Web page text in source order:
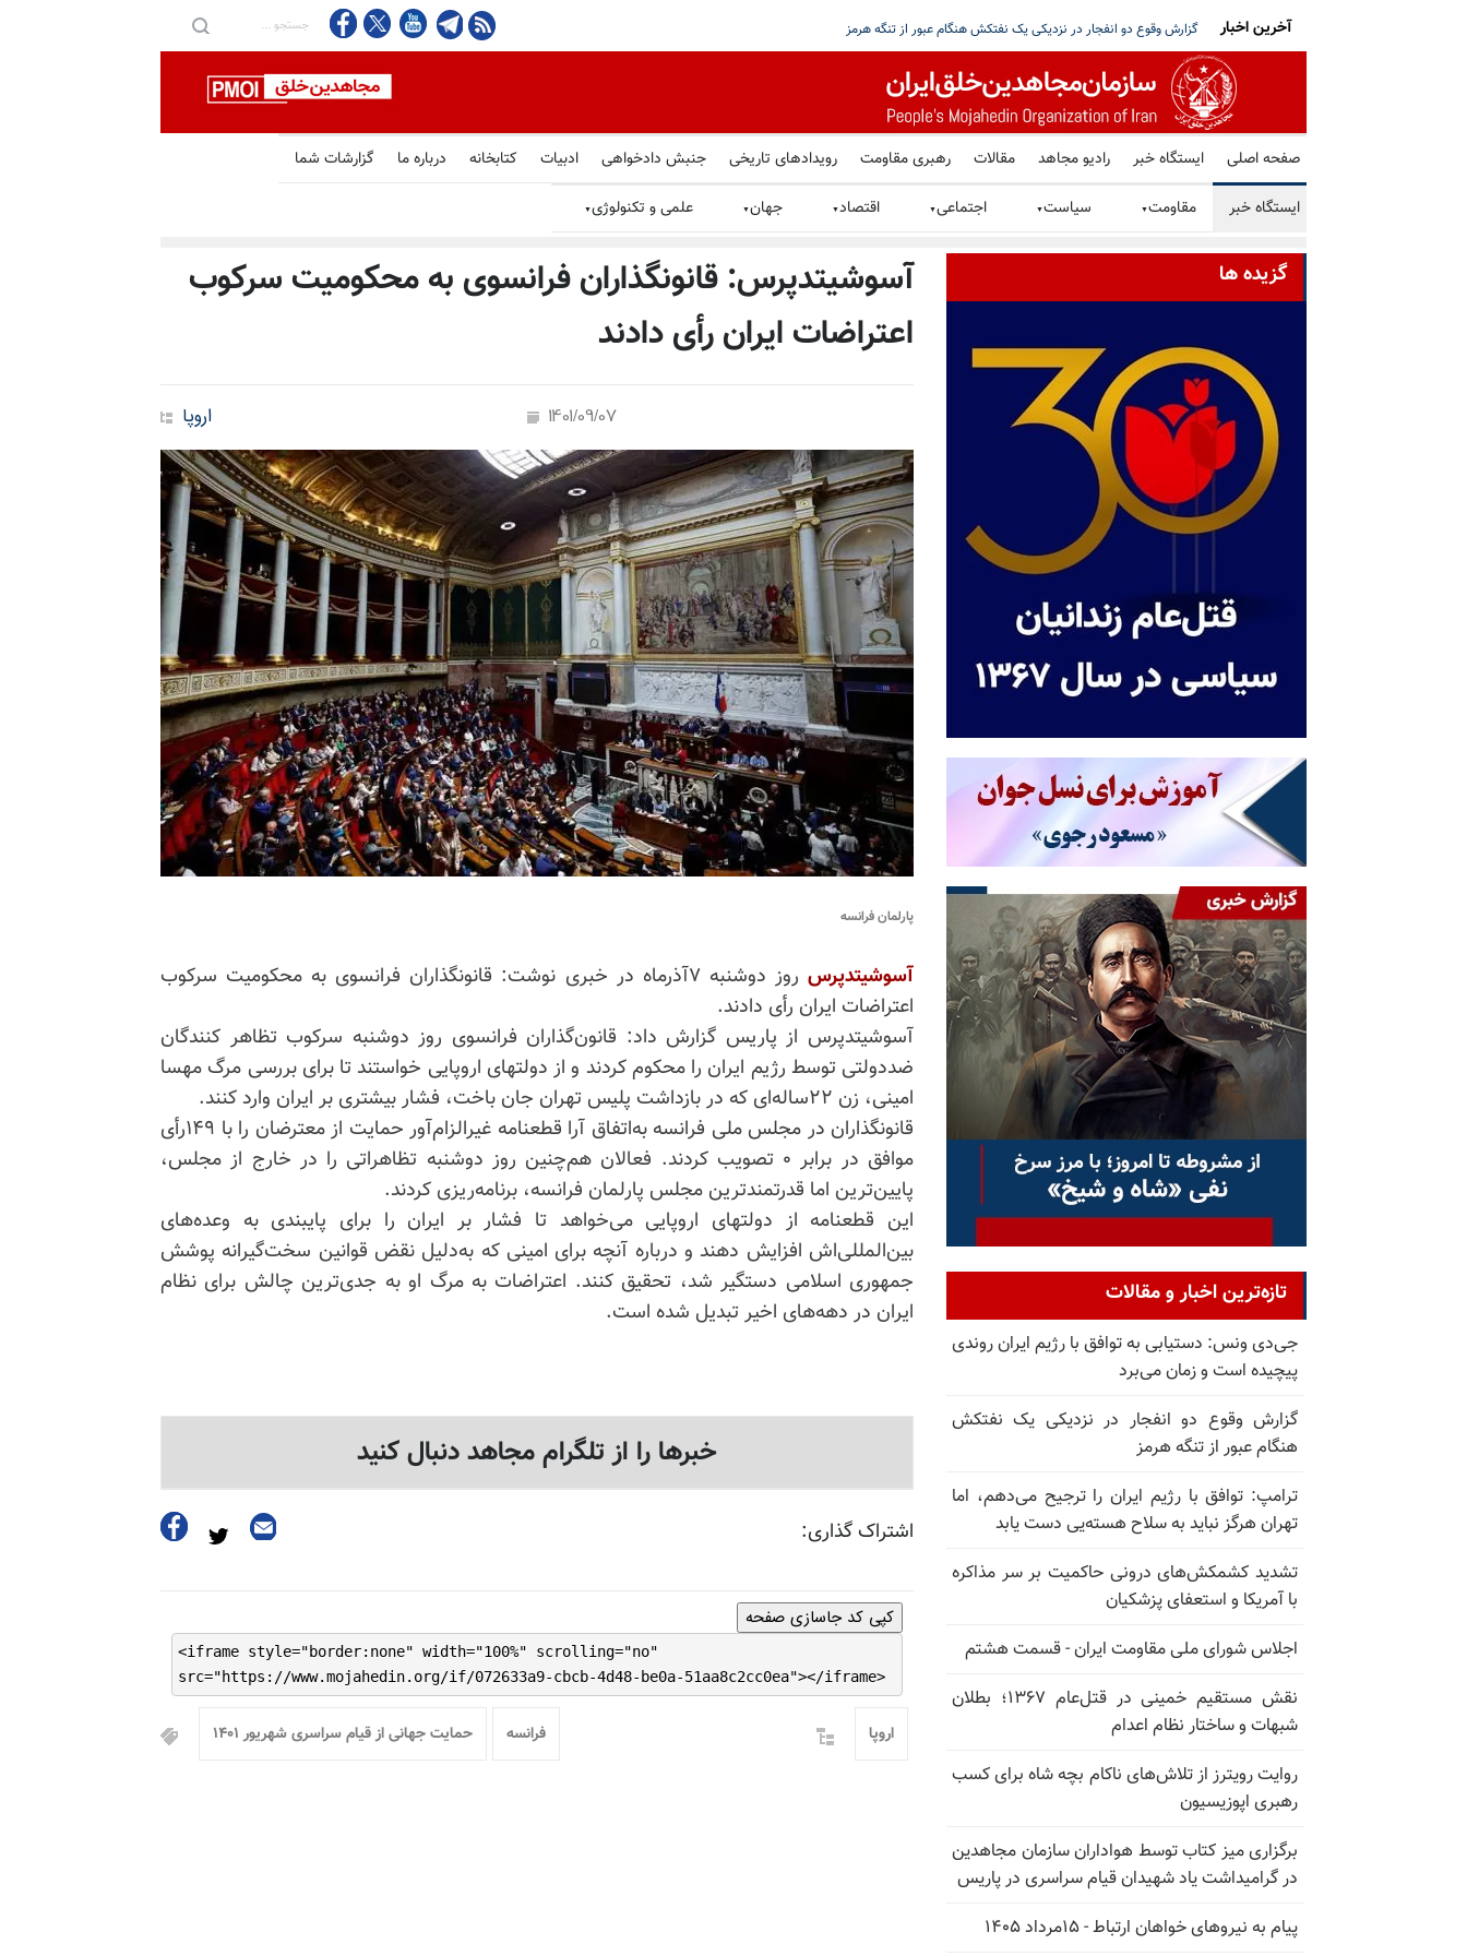
ترامپ: توافق با رژیم ایران را ترجیح می‌دهم، اما تهران هرگز نباید به سلاح هسته‌یی بر سر مذاکره با آمریکا و استعفای پزشکیان
آخرین اخبار
صفحه اصلی ایستگاه خبر رادیو مجاهد مقالات رهبری مقاومت رویدادهای تاریخی جنبش دادخواهی ادبیات کتابخانه درباره ما گزارشات شما
ایستگاه خبر مقاومت▼ سیاست▼ اجتماعی▼ اقتصاد▼ جهان▼ علمی و تکنولوژی▼
آسوشیتدپرس: قانونگذاران فرانسوی به محکومیت سرکوب
اعتراضات ایران رأی دادند
اروپا 1401/09/07
پارلمان فرانسه
آسوشیتدپرس
روز دوشنبه ۷آذرماه در خبری نوشت: قانونگذاران فرانسوی به محکومیت سرکوب
اعتراضات ایران رأی دادند.
آسوشیتدپرس از پاریس گزارش داد: قانون‌گذاران فرانسوی روز دوشنبه سرکوب تظاهر کنندگان
ضددولتی توسط رژیم ایران را محکوم کردند و از دولتهای اروپایی خواستند تا برای بررسی مرگ مهسا
امینی، زن ۲۲ساله‌ای که در بازداشت پلیس تهران جان باخت، فشار بیشتری بر ایران وارد کنند.
قانونگذاران در مجلس ملی فرانسه به‌اتفاق آرا قطعنامه غیرالزام‌آور حمایت از معترضان را با ۱۴۹رأی
موافق در برابر ۰ تصویب کردند. فعالان هم‌چنین روز دوشنبه تظاهراتی را در خارج از مجلس،
پایین‌ترین اما قدرتمندترین مجلس پارلمان فرانسه، برنامه‌ریزی کردند.
این قطعنامه از دولتهای اروپایی می‌خواهد تا فشار بر ایران را برای پایبندی به وعده‌های
بین‌المللی‌اش افزایش دهند و درباره آنچه برای امینی که به‌دلیل نقض قوانین سخت‌گیرانه پوشش
جمهوری اسلامی دستگیر شد، تحقیق کنند. اعتراضات به مرگ او به جدی‌ترین چالش برای نظام
ایران در دهه‌های اخیر تبدیل شده است.
خبرها را از تلگرام مجاهد دنبال کنید
اشتراک گذاری:
کپی کد جاسازی صفحه
<iframe style="border:none" width="100%" scrolling="no"
src="https://www.mojahedin.org/if/072633a9-cbcb-4d48-be0a-51aa8c2cc0ea"></iframe>
فرانسه حمایت جهانی از قیام سراسری شهریور ۱۴۰۱ اروپا
گزیده ها
تازه‌ترین اخبار و مقالات
جی‌دی ونس: دستیابی به توافق با رژیم ایران روندی
پیچیده است و زمان می‌برد
گزارش وقوع دو انفجار در نزدیکی یک نفتکش
هنگام عبور از تنگه هرمز
ترامپ: توافق با رژیم ایران را ترجیح می‌دهم، اما
تهران هرگز نباید به سلاح هسته‌یی دست یابد
تشدید کشمکش‌های درونی حاکمیت بر سر مذاکره
با آمریکا و استعفای پزشکیان
اجلاس شورای ملی مقاومت ایران - قسمت هشتم
نقش مستقیم خمینی در قتل‌عام ۱۳۶۷؛ بطلان
شبهات و ساختار نظام اعدام
روایت رویترز از تلاش‌های ناکام بچه شاه برای کسب
رهبری اپوزیسیون
برگزاری میز کتاب توسط هواداران سازمان مجاهدین
در گرامیداشت یاد شهیدان قیام سراسری در پاریس
پیام به نیروهای خواهان ارتباط - ۱۵مرداد ۱۴۰۵